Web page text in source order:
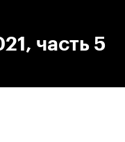
часть 5